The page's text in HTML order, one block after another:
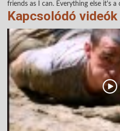
friends as I can. Everything else it's a
Kapcsolódó videók